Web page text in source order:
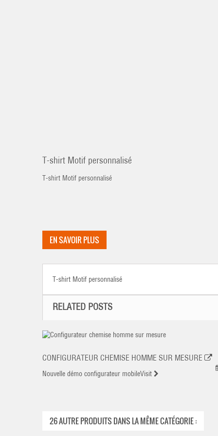
T-shirt Motif personnalisé
T-shirt Motif personnalisé
EN SAVOIR PLUS
T-shirt Motif personnalisé
RELATED POSTS
CONFIGURATEUR CHEMISE HOMME SUR MESURE
Nouvelle démo configurateur mobileVisit
26 AUTRE PRODUITS DANS LA MÊME CATÉGORIE :